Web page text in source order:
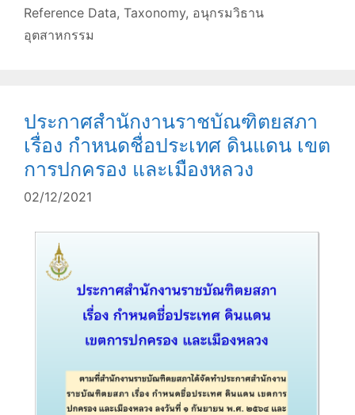
Reference Data, Taxonomy, อนุกรมวิธาน
อุตสาหกรรม
ประกาศสำนักงานราชบัณฑิตยสภา
เรื่อง กำหนดชื่อประเทศ ดินแดน เขต
การปกครอง และเมืองหลวง
02/12/2021